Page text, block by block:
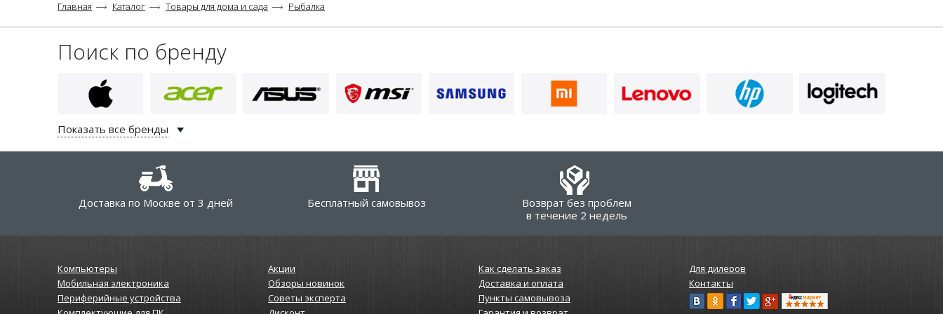
Главная Каталог Товары для дома и сада Рыбалка
Поиск по бренду
Показать все бренды
Доставка по Москве от 3 дней Бесплатный самовывоз
Возврат без проблем
в течение 2 недель
Компьютеры
Мобильная электроника
Периферийные устройства
Акции
Обзоры новинок
Советы эксперта
Как сделать заказ
Доставка и оплата
Пункты самовывоза
Для дилеров
Контакты